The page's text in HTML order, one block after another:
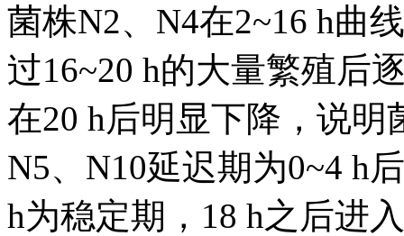
菌株N2、N4在2~16 h曲
过16~20 h的大量繁殖后
在20 h后明显下降，说
N5、N10延迟期为0~4 h
h为稳定期，18 h之后进